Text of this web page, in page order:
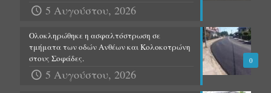
5 Αυγούστου, 2026
0
Ολοκληρώθηκε η ασφαλτόστρωση σε
τμήματα των οδών Ανθέων και Κολοκοτρώνη
στους Σοφάδες.
5 Αυγούστου, 2026